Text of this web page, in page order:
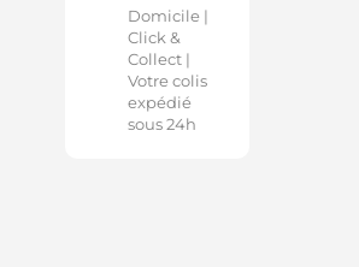
Domicile |
Click &
Collect |
Votre colis
expédié
sous 24h